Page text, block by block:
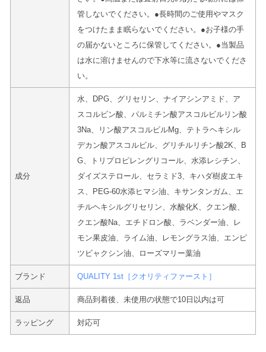
管しないでください。●長時間のご使用やマスク
をつけたまま眠らないでください。●お子様の手
の届かないところに保管してください。●当製品
は水に溶けませんので下水等に流さないでくださ
い。
成分
水、DPG、グリセリン、ナイアシンアミド、ア
スコルビン酸、パルミチン酸アスコルビルリン酸
3Na、リン酸アスコルビルMg、テトラヘキシル
デカン酸アスコルビル、グリチルリチン酸2K、B
G、トリプロピレングリコール、水添レシチン、
ダイズステロール、セラミド3、キハダ樹皮エキ
ス、PEG-60水添ヒマシ油、キサンタンガム、エ
チルヘキシルグリセリン、水酸化K、クエン酸、
クエン酸Na、エチドロン酸、ラベンダー油、レ
モン果皮油、ライム油、レモングラス油、エンピ
ツビャクシン油、ローズマリー葉油
ブランド QUALITY 1st［クオリティファースト］
返品 商品到着後、未使用の状態で10日以内は可
ラッピング 対応可